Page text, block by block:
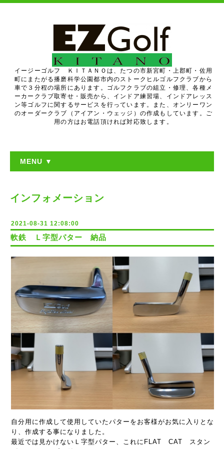
イージーゴルフ ＫＩＴＡＮＯは、たつの市新宮町・上郡町・佐用
町にまたがる播磨科学公園都市内のストークヒルゴルフクラブから
車で３分程の場所にあります。ゴルフクラブの組立・修理、各種メ
ーカークラブ取寄せ・販売から、インドア練習場、インドアレッス
ン等ゴルフに関するサービスを行っています。また、オンリーワン
のオーダークラブ（アイアン・ウェッジ）の作成もしています。ご
用の方はお電話頂ければ対応致します。
MENU ▼
インフォメーション
2021-08-31 12:08:00
軟鉄 Ｌ字型パター 納品
自分用に作成して使用していたパターをお客様がお気に入りとな
り、作成する事になりました。
最近では見かけないＬ字型パター、これにFLAT CAT スタン